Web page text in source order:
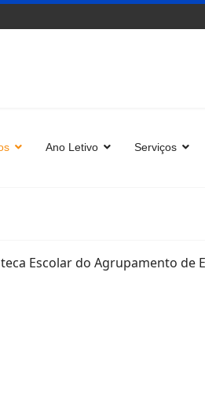
Ano Letivo Serviços
Escolar do Agrupamento de